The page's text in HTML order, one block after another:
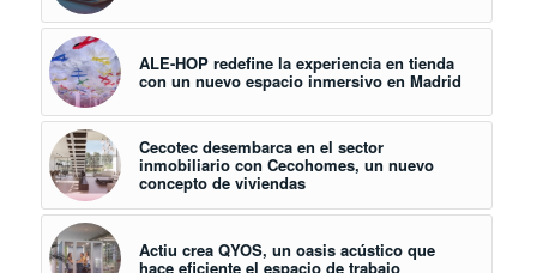
ALE-HOP redefine la experiencia en tienda
con un nuevo espacio inmersivo en Madrid
Cecotec desembarca en el sector
inmobiliario con Cecohomes, un nuevo
concepto de viviendas
Actiu crea QYOS, un oasis acústico que
hace eficiente el espacio de trabajo